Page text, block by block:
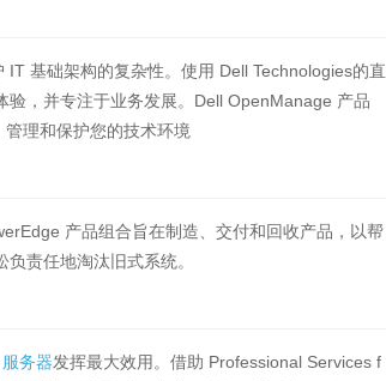
基础架构的复杂性。使用 Dell Technologies的直
，并专注于业务发展。Dell OpenManage 产品
理和保护您的技术环境
产品组合旨在制造、交付和回收产品，以帮
责任地淘汰旧式系统。
服务器发挥最大效用。借助 Professional Services f